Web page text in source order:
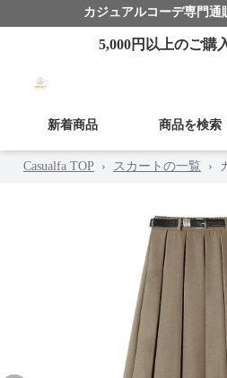
カジュアルコーデ専門通
5,000円以上のご購
新着商品 商品を検索
Casualfa TOP › スカートの一覧 ›